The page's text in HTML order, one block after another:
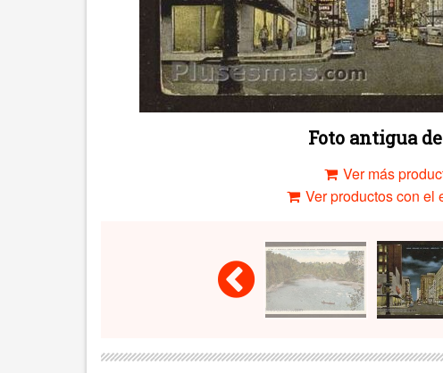
Foto antigua de
Ver más
Ver productos con el